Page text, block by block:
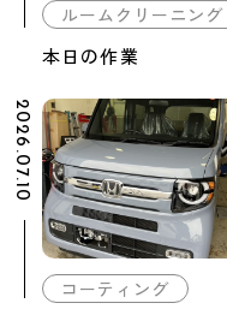
ルームクリーニング
本日の作業
2026.07.10
コーティング